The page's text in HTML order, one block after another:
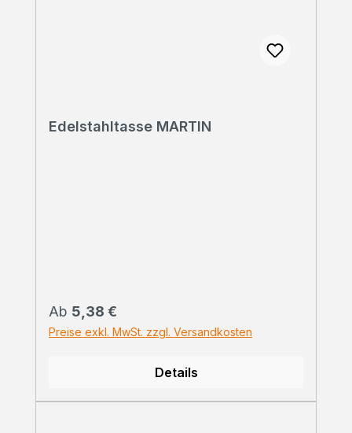
Edelstahltasse MARTIN
Regulärer Preis:
Ab 5,38 €
Preise exkl. MwSt. zzgl. Versandkosten
Details